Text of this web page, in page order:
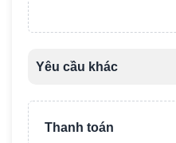
Yêu cầu khác
Tên xe
Thanh toán